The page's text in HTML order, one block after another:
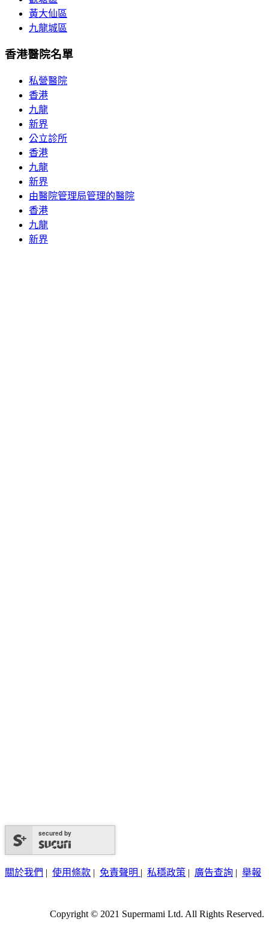
黃大仙區
九龍城區
香港醫院名單
私營醫院
香港
九龍
新界
公立診所
香港
九龍
新界
由醫院管理局管理的醫院
香港
九龍
新界
secured by
關於我們 | 使用條款 | 免責聲明 | 私穩政策 | 廣告查詢 | 舉報
Copyright © 2021 Supermami Ltd. All Rights Reserved.